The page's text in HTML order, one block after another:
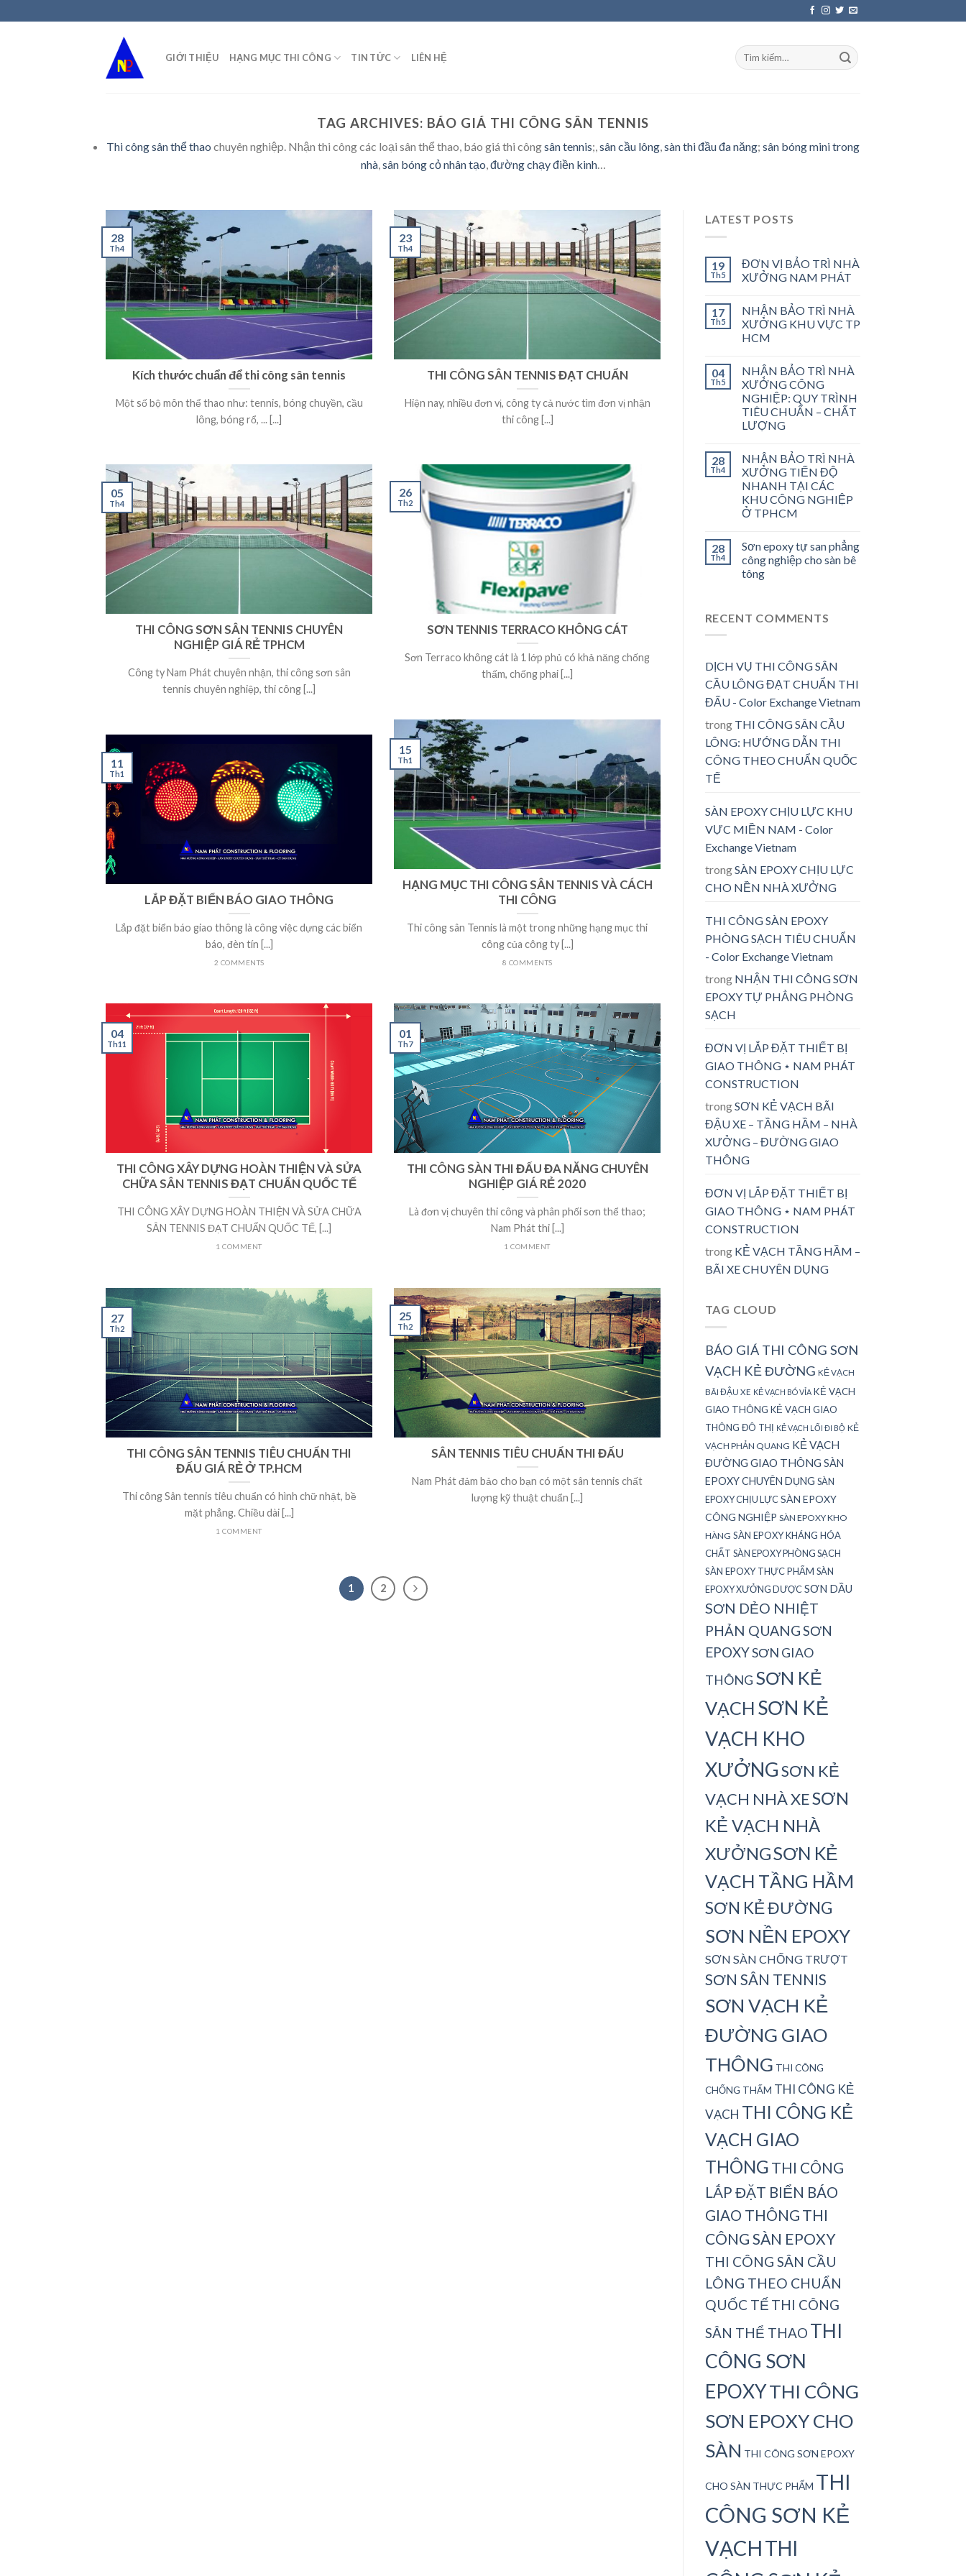
to
GIỚI THIỆU HẠNG MỤC THI CÔNG TIN TỨC LIÊN HỆ
TAG ARCHIVES: BÁO GIÁ THI CÔNG SÂN TENNIS
Thi công sân thể thao chuyên nghiệp. Nhận thi công các loại sân thể thao, báo giá thi côngsân tennis;,sân cầu lông,sàn thi đầu đa năng; sân bóng mini trong
nhà,sân bóng cỏ nhân tạo,đường chạy điền kinh…
Kích thước chuẩn để thi công sân tennis
Một số bộ môn thể thao như: tennis, bóng chuyền, cầu
lông, bóng rổ, ... [...]
28
Th4
THI CÔNG SÂN TENNIS ĐẠT CHUẨN
Hiện nay, nhiều đơn vị, công ty cả nước tìm đơn vị nhận
thi công [...]
23
Th4
THI CÔNG SƠN SÂN TENNIS CHUYÊN
NGHIỆP GIÁ RẺ TPHCM
Công ty Nam Phát chuyên nhận, thi công sơn sân
tennis chuyên nghiệp, thi công [...]
05
Th4
SƠN TENNIS TERRACO KHÔNG CÁT
Sơn Terraco không cát là 1 lớp phủ có khả năng chống
thấm, chống phai [...]
26
Th2
HẠNG MỤC THI CÔNG SÂN TENNIS VÀ CÁCH
THI CÔNG
Thi công sân Tennis là một trong những hạng mục thi
công của công ty [...]
8 COMMENTS
15
Th1
LẮP ĐẶT BIỂN BÁO GIAO THÔNG
Lắp đặt biển báo giao thông là công việc dựng các biển
báo, đèn tín [...]
2 COMMENTS
11
Th1
THI CÔNG XÂY DỰNG HOÀN THIỆN VÀ SỬA
CHỮA SÂN TENNIS ĐẠT CHUẨN QUỐC TẾ
THI CÔNG XÂY DỰNG HOÀN THIỆN VÀ SỬA CHỮA
SÂN TENNIS ĐẠT CHUẨN QUỐC TẾ, [...]
1 COMMENT
04
Th11
THI CÔNG SÀN THI ĐẤU ĐA NĂNG CHUYÊN
NGHIỆP GIÁ RẺ 2020
Là đơn vị chuyên thi công và phân phối sơn thể thao;
Nam Phát thi [...]
1 COMMENT
01
Th7
THI CÔNG SÂN TENNIS TIÊU CHUẨN THI
ĐẤU GIÁ RẺ Ở TP.HCM
Thi công Sân tennis tiêu chuẩn có hình chữ nhật, bề
mặt phẳng. Chiều dài [...]
1 COMMENT
27
Th2
SÂN TENNIS TIÊU CHUẨN THI ĐẤU
Nam Phát đảm bảo cho bạn có một sân tennis chất
lượng kỹ thuật chuẩn [...]
25
Th2
1 2
LATEST POSTS
19
Th5
ĐƠN VỊ BẢO TRÌ NHÀ
XƯỞNG NAM PHÁT
17
Th5
NHẬN BẢO TRÌ NHÀ
XƯỞNG KHU VỰC TP
HCM
04
Th5
NHẬN BẢO TRÌ NHÀ
XƯỞNG CÔNG
NGHIỆP: QUY TRÌNH
TIÊU CHUẨN – CHẤT
LƯỢNG
28
Th4
NHẬN BẢO TRÌ NHÀ
XƯỞNG TIẾN ĐỘ
NHANH TẠI CÁC
KHU CÔNG NGHIỆP
Ở TPHCM
28
Th4
Sơn epoxy tự san phẳng
công nghiệp cho sàn bê
tông
RECENT COMMENTS
DỊCH VỤ THI CÔNG SÂN
CẦU LÔNG ĐẠT CHUẨN THI
ĐẤU - Color Exchange Vietnam
trong THI CÔNG SÂN CẦU
LÔNG: HƯỚNG DẪN THI
CÔNG THEO CHUẨN QUỐC
TẾ
SÀN EPOXY CHỊU LỰC KHU
VỰC MIỀN NAM - Color
Exchange Vietnam
trongSÀN EPOXY CHỊU LỰC
CHO NỀN NHÀ XƯỞNG
THI CÔNG SÀN EPOXY
PHÒNG SẠCH TIÊU CHUẨN
- Color Exchange Vietnam
trong NHẬN THI CÔNG SƠN
EPOXY TỰ PHẲNG PHÒNG
SẠCH
ĐƠN VỊ LẮP ĐẶT THIẾT BỊ
GIAO THÔNG ⋆ NAM PHÁT
CONSTRUCTION
trongSƠN KẺ VẠCH BÃI
ĐẬU XE – TẦNG HẦM – NHÀ
XƯỞNG – ĐƯỜNG GIAO
THÔNG
ĐƠN VỊ LẮP ĐẶT THIẾT BỊ
GIAO THÔNG ⋆ NAM PHÁT
CONSTRUCTION
trong KẺ VẠCH TẦNG HẦM –
BÃI XE CHUYÊN DỤNG
TAG CLOUD
BÁO GIÁ THI CÔNG SƠN
VẠCH KẺ ĐƯỜNG KẺ VẠCH
BÃI ĐẬU XE KẺ VẠCH BÓ VỈA KẺ VẠCH
GIAO THÔNG KẺ VẠCH GIAO
THÔNG ĐÔ THỊ KẺ VẠCH LỐI ĐI BỘ KẺ
VẠCH PHẢN QUANG KẺ VẠCH
ĐƯỜNG GIAO THÔNG SÀN
EPOXY CHUYÊN DỤNG SÀN
EPOXY CHỊU LỰC SÀN EPOXY
CÔNG NGHIỆP SÀN EPOXY KHO
HÀNG SÀN EPOXY KHÁNG HÓA
CHẤT SÀN EPOXY PHÒNG SẠCH
SÀN EPOXY THỰC PHẨM SÀN
EPOXY XƯỞNG DƯỢC SƠN DẦU
SƠN DẺO NHIỆT
PHẢN QUANGSƠN
EPOXYSƠN GIAO
THÔNG SƠN KẺ
VẠCH SƠN KẺ
VẠCH KHO
XƯỞNGSƠN KẺ
VẠCH NHÀ XESƠN
KẺ VẠCH NHÀ
XƯỞNGSƠN KẺ
VẠCH TẦNG HẦM
SƠN KẺ ĐƯỜNG
SƠN NỀN EPOXY
SƠN SÀN CHỐNG TRƯỢT
SƠN SÂN TENNIS
SƠN VẠCH KẺ
ĐƯỜNG GIAO
THÔNG THI CÔNG
CHỐNG THẤM THI CÔNG KẺ
VẠCH THI CÔNG KẺ
VẠCH GIAO
THÔNG THI CÔNG
LẮP ĐẶT BIỂN BÁO
GIAO THÔNG THI
CÔNG SÀN EPOXY
THI CÔNG SÂN CẦU
LÔNG THEO CHUẨN
QUỐC TẾ THI CÔNG
SÂN THỂ THAO THI
CÔNG SƠN
EPOXYTHI CÔNG
SƠN EPOXY CHO
SÀN THI CÔNG SƠN EPOXY
CHO SÀN THỰC PHẨM THI
CÔNG SƠN KẺ
VẠCHTHI